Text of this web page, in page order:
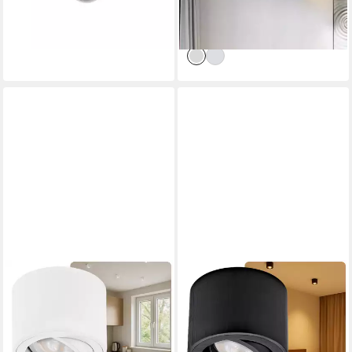
Flur Deckenspot für
Schlafzimmer Küche
-59%
lieferbar - in 3-4 Werktagen bei dir
LED Aufbaustrahler flach 4er
Set 5 W 230 V Aufbauspots
rund weiß matt Aluminium,
SWEET LED
LED Aufbaustrahler 4er Set
flache LED Aufbauspots
schwarz - rund & schwenkbar,